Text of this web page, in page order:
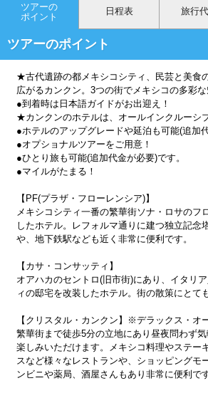
ツアーの
ポイント
日程表 旅行
ツアーのポイント
★古代遺跡の都メキシコシティ、民芸と美食
広がるカンクン。3つの街でメキシコの多彩な
●到着時は日本語ガイドがお出迎え！
★カンクンのホテルは、オールインクルーシ
●ホテルのアップグレードや延泊も可能(追加
●オプショナルツアーをご用意！
●ひとり旅も可能(追加代金が必要)です。
●マイルがたまる！
【PF(プラザ・フローレンシア)】
メキシコシティ一番の繁華街ソナ・ロサのフ
したホテル。レフォルマ通りに建つ独立記念
や、地下鉄駅なども近く非常に便利です。
【カサ・コンサッティ】
オアハカのセントロ(旧市街)にあり、イタリ
ィの邸宅を改装したホテル。街の散策にとて
【クリスタル・カンクン】※デラックス・オ
繁華街まで徒歩5分の立地にあり昼夜問わず
楽しみいただけます。メキシコ料理やステー
スなど様々なレストランや、ショッピングモ
ンビニや薬局、酒屋さんもあり非常に便利です